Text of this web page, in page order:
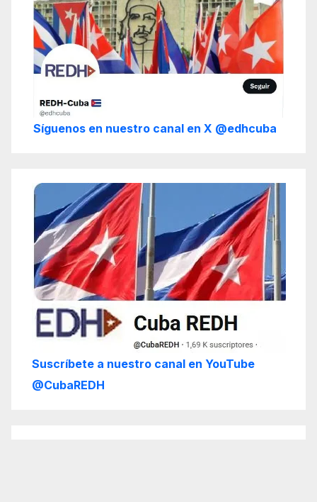
Síguenos en nuestro canal en X @edhcuba
Suscríbete a nuestro canal en YouTube
@CubaREDH